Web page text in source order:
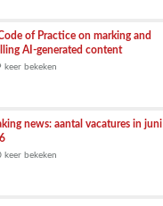
of Practice on marking and
AI-generated content
keer bekeken
news: aantal vacatures in juni
keer bekeken